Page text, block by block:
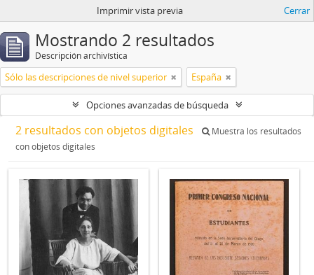
Imprimir vista previa Cerrar
Mostrando 2 resultados
Descripción archivística
Sólo las descripciones de nivel superior España
Opciones avanzadas de búsqueda
2 resultados con objetos digitales
Muestra los resultados
con objetos digitales